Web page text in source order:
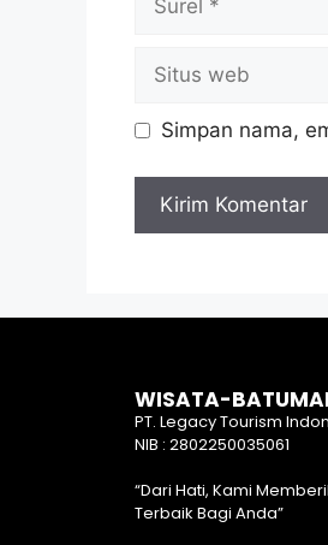
Simpan nama,
WISATA-
PT. Legacy Tourism
NIB : 2802250035061
“Dari Hati, Kami
Terbaik Bagi Anda”